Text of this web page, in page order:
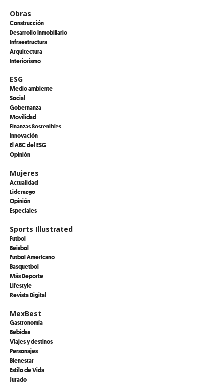
Obras
Construcción
Desarrollo Inmobiliario
Infraestructura
Arquitectura
Interiorismo
ESG
Medio ambiente
Social
Gobernanza
Movilidad
Finanzas Sostenibles
Innovación
El ABC del ESG
Opinión
Mujeres
Actualidad
Liderazgo
Opinión
Especiales
Sports Illustrated
Futbol
Beisbol
Futbol Americano
Basquetbol
Más Deporte
Lifestyle
Revista Digital
MexBest
Gastronomía
Bebidas
Viajes y destinos
Personajes
Bienestar
Estilo de Vida
Jurado